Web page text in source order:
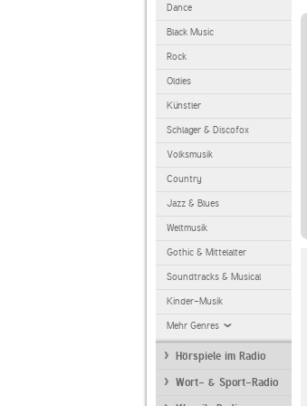
Dance
Black Music
Rock
Oldies
Künstler
Schlager & Discofox
Volksmusik
Country
Jazz & Blues
Weltmusik
Gothic & Mittelalter
Soundtracks & Musical
Kinder-Musik
Mehr Genres
Hörspiele im Radio
Wort- & Sport-Radio